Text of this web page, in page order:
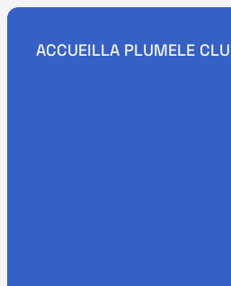
ACCUEILLA PLUMELE